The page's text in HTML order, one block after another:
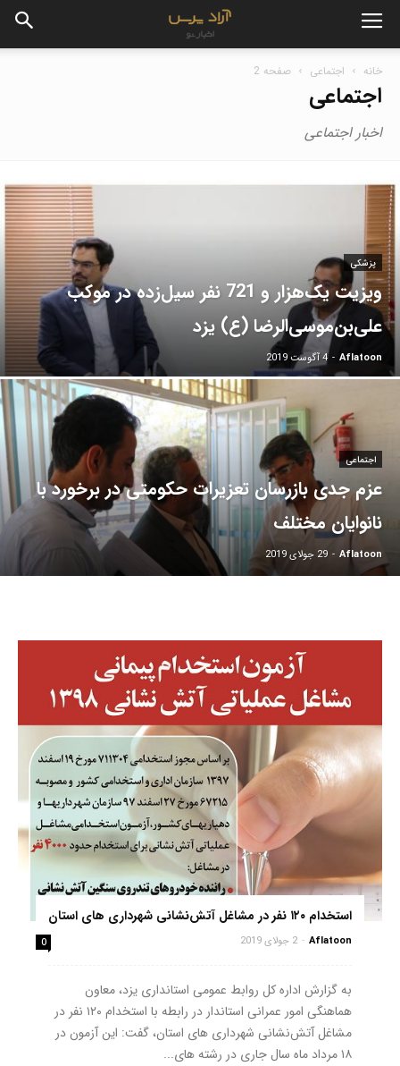
خانه اجتماعی صفحه 2
اجتماعی
اخبار اجتماعی
پزشکی
ویزیت یک‌هزار و 721 نفر سیل‌زده در موکب
علی‌بن‌موسی‌الرضا (ع) یزد
Aflatoon
- 4 آگوست 2019
اجتماعی
عزم جدی بازرسان تعزیرات حکومتی در برخورد با
نانوایان مختلف
Aflatoon
- 29 جولای 2019
استخدام ۱۲۰ نفر در مشاغل آتش‌نشانی شهرداری های استان
Aflatoon
- 2 جولای 2019 0
به گزارش اداره کل روابط عمومی استانداری یزد، معاون
هماهنگی امور عمرانی استاندار در رابطه ‌با استخدام ۱۲۰ نفر در
مشاغل آتش‌نشانی شهرداری های استان، گفت: این آزمون در
۱۸ مرداد ماه سال جاری در رشته های...